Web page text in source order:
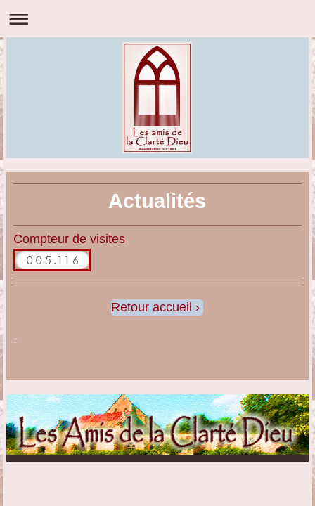
Actualités
Compteur de visites
Retour accueil
-